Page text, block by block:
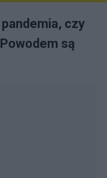
czy
są